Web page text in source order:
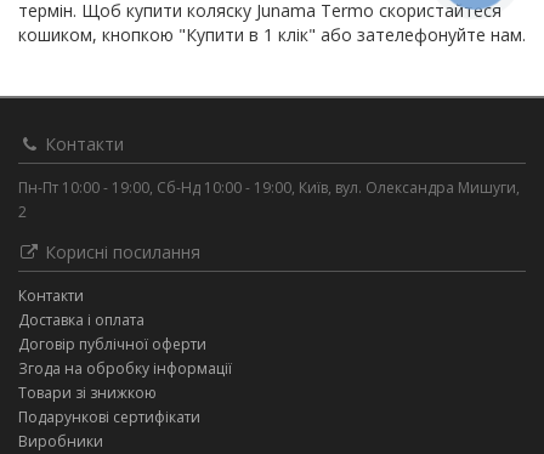
термін. Щоб купити коляску Junama Termo скористайтеся
кошиком, кнопкою "Купити в 1 клік" або зателефонуйте нам.
Контакти
Пн-Пт 10:00 - 19:00, Сб-Нд 10:00 - 19:00, Київ, вул. Олександра Мишуги,
2
Корисні посилання
Контакти
Доставка і оплата
Договір публічної оферти
Згода на обробку інформації
Товари зі знижкою
Подарункові сертифікати
Виробники